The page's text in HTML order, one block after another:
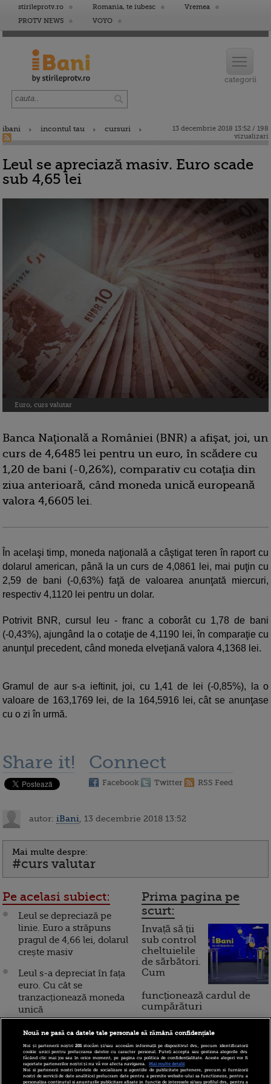
stirileprotv.ro Romania, te iubesc
Vremea
PROTV NEWS
VOYO
ibani incontul tau cursuri
13 decembrie 2018 13:52 / 198
vizualizari
Leul se apreciază masiv. Euro scade
sub 4,65 lei
Euro, curs valutar
Banca Naţională a României (BNR) a afişat, joi, un
curs de 4,6485 lei pentru un euro, în scădere cu
1,20 de bani (-0,26%), comparativ cu cotaţia din
ziua anterioară, când moneda unică europeană
valora 4,6605 lei.
În acelaşi timp, moneda naţională a câştigat teren în raport cu
dolarul american, până la un curs de 4,0861 lei, mai puţin cu
2,59 de bani (-0,63%) faţă de valoarea anunţată miercuri,
respectiv 4,1120 lei pentru un dolar.
Potrivit BNR, cursul leu - franc a coborât cu 1,78 de bani
(-0,43%), ajungând la o cotaţie de 4,1190 lei, în comparaţie cu
anunţul precedent, când moneda elveţiană valora 4,1368 lei.
Gramul de aur s-a ieftinit, joi, cu 1,41 de lei (-0,85%), la o
valoare de 163,1769 lei, de la 164,5916 lei, cât se anunţase
cu o zi în urmă.
Share it! Connect
Facebook Twitter RSS Feed
autor: iBani , 13 decembrie 2018 13:52
Mai multe despre:
#curs valutar
Pe acelasi subiect:
Leul se depreciază pe
linie. Euro a străpuns
pragul de 4,66 lei, dolarul
crește masiv
Leul s-a depreciat în fața
euro. Cu cât se
tranzacționează moneda
unică
Leul s-a depreciat în
raport cu euro. Aurul, la
cel mai ridicat nivel din
ultimele săptămâni
Prima pagina pe
scurt:
Invață să ții
sub control
cheltuielile
de sărbători.
Cum
funcționează cardul de
cumpărături
Incont , site-ul Știrile Pro
TV de informații
economice și educație
financiară, a devenit iBani
Nouă ne pasă ca datele tale personale să rămână confidențiale
Noi și partenerii noștri201stocăm și/sau accesăm informații pe dispozitivul dvs., precum identificatorii
cookie unici pentru prelucrarea datelor cu caracter personal. Puteți accepta sau gestiona alegerile dvs.
făcând clic mai jos sau în orice moment, pe pagina cu politica de confidențialitate. Aceste alegeri vor fi
raportate partenerilor noștri și nu vă vor afecta navigarea.
Mai multe detalii
Noi si partenerii nostri (retelele de socializare si agentiile de publicitate partenere, precum si furnizorii
nostri de servicii de date analitice) prelucram date pentru a permite website-ului sa functioneze, pentru a
personaliza continutul si anunturile publicitare afisate in functie de interesele si/sau profilul dvs., pentru a